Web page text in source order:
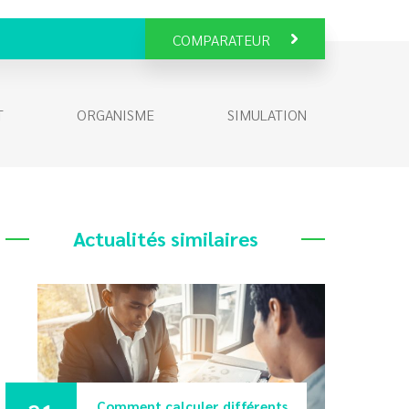
COMPARATEUR
ORGANISME SIMULATION
Actualités similaires